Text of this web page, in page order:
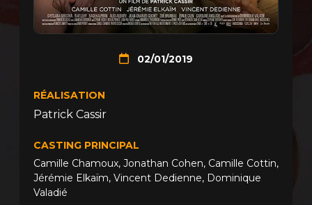
02/01/2019
RÉALISATION
Patrick Cassir
CASTING PRINCIPAL
Camille Chamoux, Jonathan Cohen, Camille Cottin,
Jérémie Elkaïm, Vincent Dedienne, Dominique
Valadié